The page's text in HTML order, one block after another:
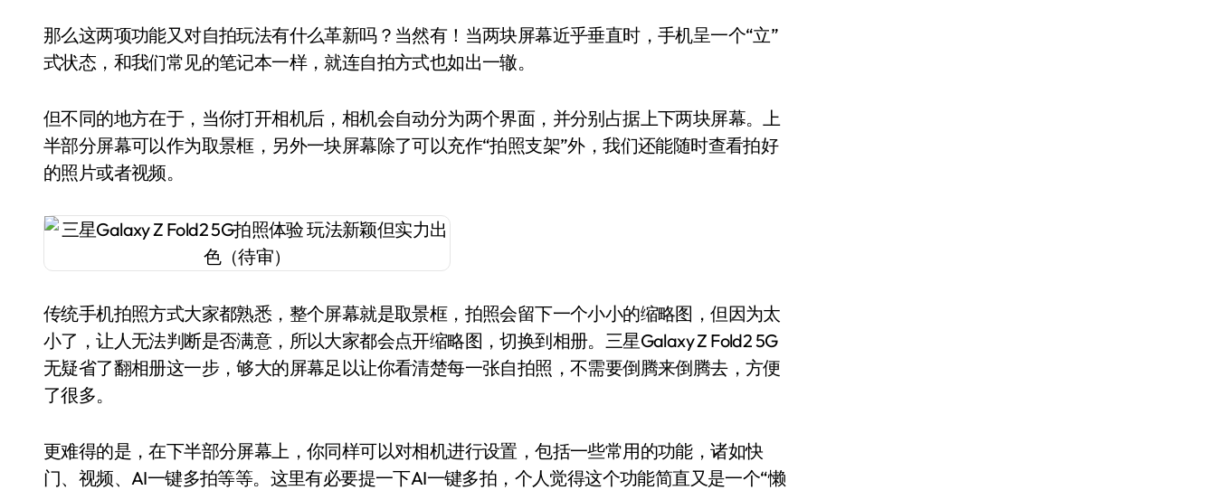
那么这两项功能又对自拍玩法有什么革新吗？当然有！当两块屏幕近乎垂直时，手机呈一个“立”
式状态，和我们常见的笔记本一样，就连自拍方式也如出一辙。
但不同的地方在于，当你打开相机后，相机会自动分为两个界面，并分别占据上下两块屏幕。上
半部分屏幕可以作为取景框，另外一块屏幕除了可以充作“拍照支架”外，我们还能随时查看拍好
的照片或者视频。
传统手机拍照方式大家都熟悉，整个屏幕就是取景框，拍照会留下一个小小的缩略图，但因为太
小了，让人无法判断是否满意，所以大家都会点开缩略图，切换到相册。三星Galaxy Z Fold2 5G
无疑省了翻相册这一步，够大的屏幕足以让你看清楚每一张自拍照，不需要倒腾来倒腾去，方便
了很多。
更难得的是，在下半部分屏幕上，你同样可以对相机进行设置，包括一些常用的功能，诸如快
门、视频、AI一键多拍等等。这里有必要提一下AI一键多拍，个人觉得这个功能简直又是一个“懒